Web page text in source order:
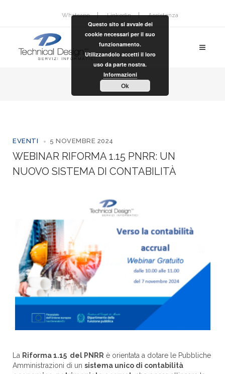
Whatsapp Linkedin Assistenza
EVENTI 5 NOVEMBRE 2024
WEBINAR RIFORMA 1.15 PNRR: UN
NUOVO SISTEMA DI CONTABILITÀ
La Riforma 1.15 del PNRR è orientata a dotare le Pubbliche
Amministrazioni di un sistema unico di contabilità
Questo sito si avvale dei
cookie necessari per il suo
funzionamento.
Utilizzandolo accetti il loro
uso da parte nostra.
Informazioni
Ok